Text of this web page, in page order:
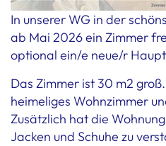
In unserer WG in der
ab Mai 2026 ein Zimmer
optional ein/e neue/r
Das Zimmer ist 30 m2
heimeliges Wohnzimmer
Zusätzlich hat die
Jacken und Schuhe zu